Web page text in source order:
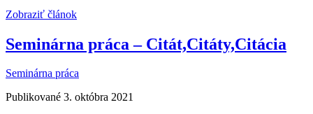
Zobraziť článok
Seminárna práca – Citát,Citáty,Citácia
Seminárna práca
Publikované 3. októbra 2021